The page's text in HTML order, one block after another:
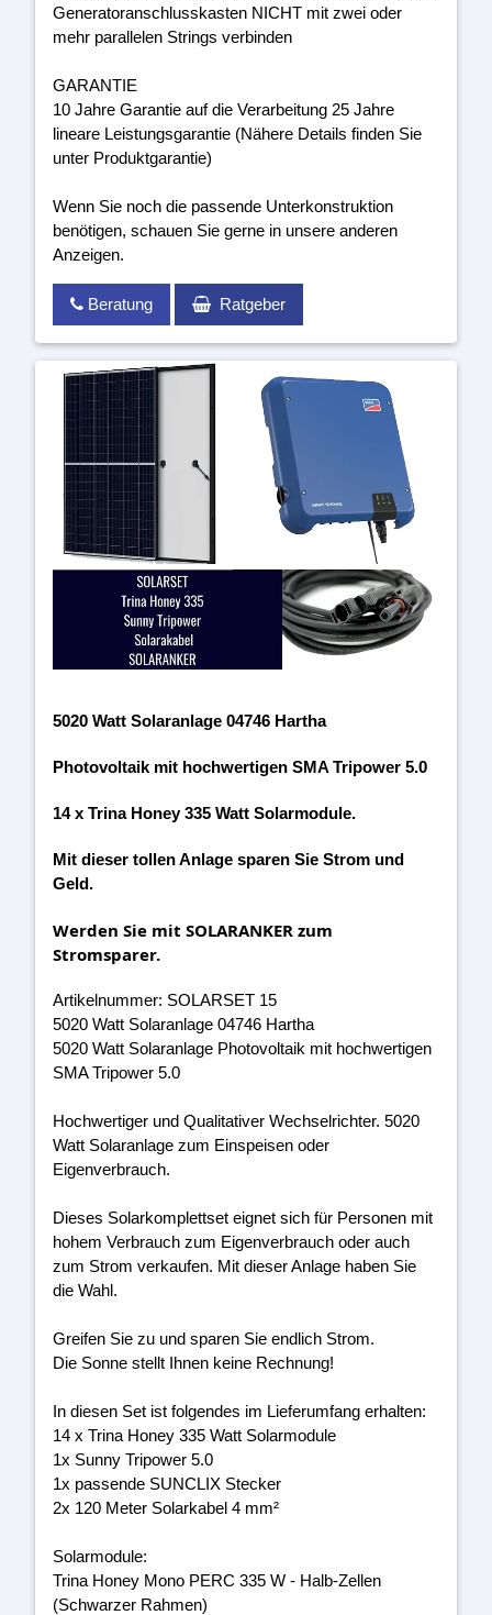
Generatoranschlusskasten NICHT mit zwei oder
mehr parallelen Strings verbinden
GARANTIE
10 Jahre Garantie auf die Verarbeitung 25 Jahre
lineare Leistungsgarantie (Nähere Details finden Sie
unter Produktgarantie)
Wenn Sie noch die passende Unterkonstruktion
benötigen, schauen Sie gerne in unsere anderen
Anzeigen.
Beratung Ratgeber
5020 Watt Solaranlage 04746 Hartha
Photovoltaik mit hochwertigen SMA Tripower 5.0
14 x Trina Honey 335 Watt Solarmodule.
Mit dieser tollen Anlage sparen Sie Strom und
Geld.
Werden Sie mit SOLARANKER zum
Stromsparer.
Artikelnummer: SOLARSET 15
5020 Watt Solaranlage 04746 Hartha
5020 Watt Solaranlage Photovoltaik mit hochwertigen
SMA Tripower 5.0
Hochwertiger und Qualitativer Wechselrichter. 5020
Watt Solaranlage zum Einspeisen oder
Eigenverbrauch.
Dieses Solarkomplettset eignet sich für Personen mit
hohem Verbrauch zum Eigenverbrauch oder auch
zum Strom verkaufen. Mit dieser Anlage haben Sie
die Wahl.
Greifen Sie zu und sparen Sie endlich Strom.
Die Sonne stellt Ihnen keine Rechnung!
In diesen Set ist folgendes im Lieferumfang erhalten:
14 x Trina Honey 335 Watt Solarmodule
1x Sunny Tripower 5.0
1x passende SUNCLIX Stecker
2x 120 Meter Solarkabel 4 mm²
Solarmodule:
Trina Honey Mono PERC 335 W - Halb-Zellen
(Schwarzer Rahmen)